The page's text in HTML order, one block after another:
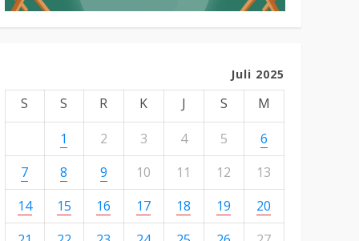
Juli 2025
S S R K J S
M
1
2 3 4 5
6
7
8 9 10 11 12
13
14
15 16 17 18 19
20